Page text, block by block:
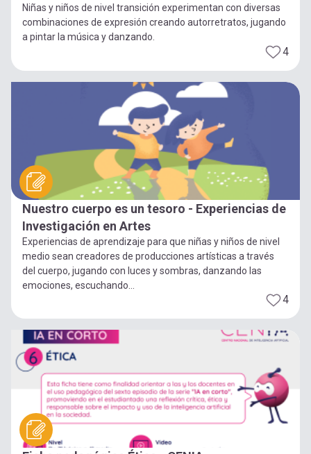
Niñas y niños de nivel transición experimentan con diversas
combinaciones de expresión creando autorretratos, jugando
a pintar la música y danzando.
4
Nuestro cuerpo es un tesoro - Experiencias de
Investigación en Artes
Experiencias de aprendizaje para que niñas y niños de nivel
medio sean creadores de producciones artísticas a través
del cuerpo, jugando con luces y sombras, danzando las
emociones, escuchando...
4